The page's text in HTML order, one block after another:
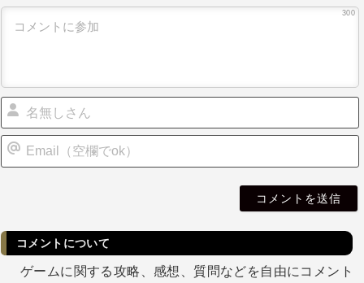
300
コメントについて
ゲームに関する攻略、感想、質問などを自由にコメント